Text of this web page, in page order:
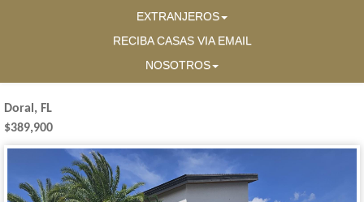
EXTRANJEROS
RECIBA CASAS VIA EMAIL
NOSOTROS
Doral, FL
$389,900